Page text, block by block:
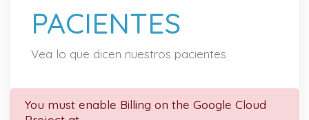
PACIENTES
Vea lo que dicen nuestros pacientes
You must enable Billing on the Google Cloud